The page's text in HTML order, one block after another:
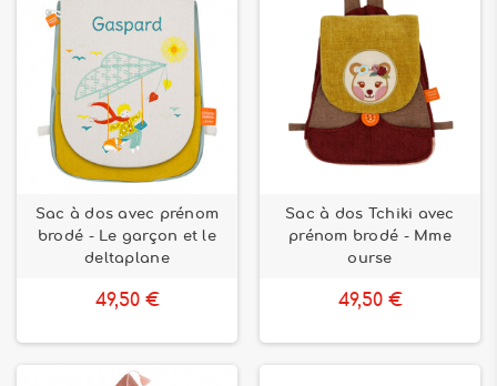
Sac à dos avec prénom
brodé - Le garçon et le
deltaplane
49,50 €
Sac à dos Tchiki avec
prénom brodé - Mme
ourse
49,50 €